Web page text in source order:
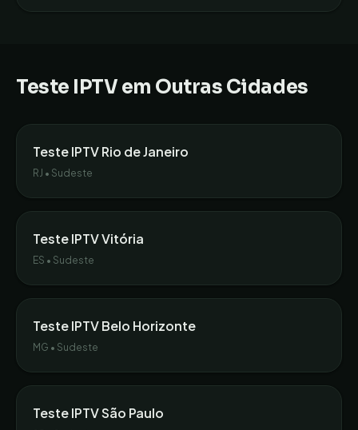
Teste IPTV em Outras Cidades
Teste IPTVRio de Janeiro
RJ • Sudeste
Teste IPTVVitória
ES • Sudeste
Teste IPTVBelo Horizonte
MG • Sudeste
Teste IPTVSão Paulo